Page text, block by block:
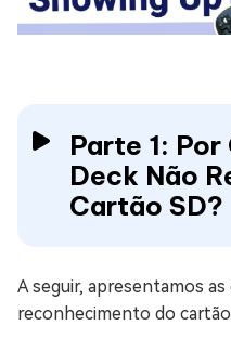
Parte 1: Por
Deck Não
Cartão SD?
A seguir, apresentamos as
reconhecimento do